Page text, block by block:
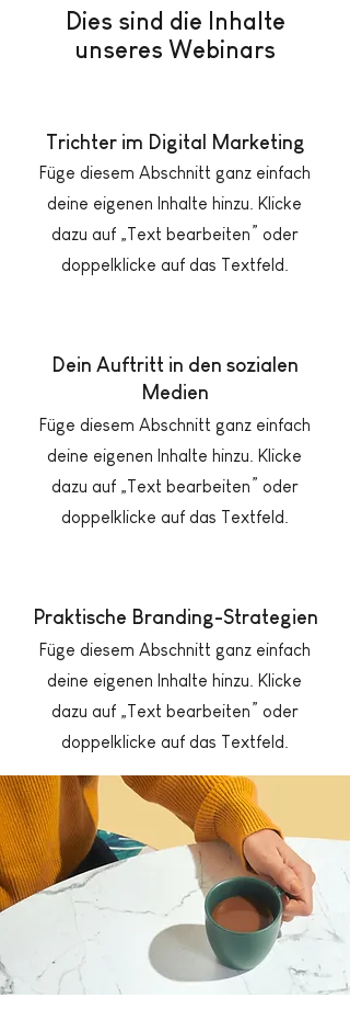
Dies sind die Inhalte
unseres Webinars
Trichter im Digital Marketing
Füge diesem Abschnitt ganz einfach
deine eigenen Inhalte hinzu. Klicke
dazu auf „Text bearbeiten” oder
doppelklicke auf das Textfeld.
Dein Auftritt in den sozialen
Medien
Füge diesem Abschnitt ganz einfach
deine eigenen Inhalte hinzu. Klicke
dazu auf „Text bearbeiten” oder
doppelklicke auf das Textfeld.
Praktische Branding-Strategien
Füge diesem Abschnitt ganz einfach
deine eigenen Inhalte hinzu. Klicke
dazu auf „Text bearbeiten” oder
doppelklicke auf das Textfeld.